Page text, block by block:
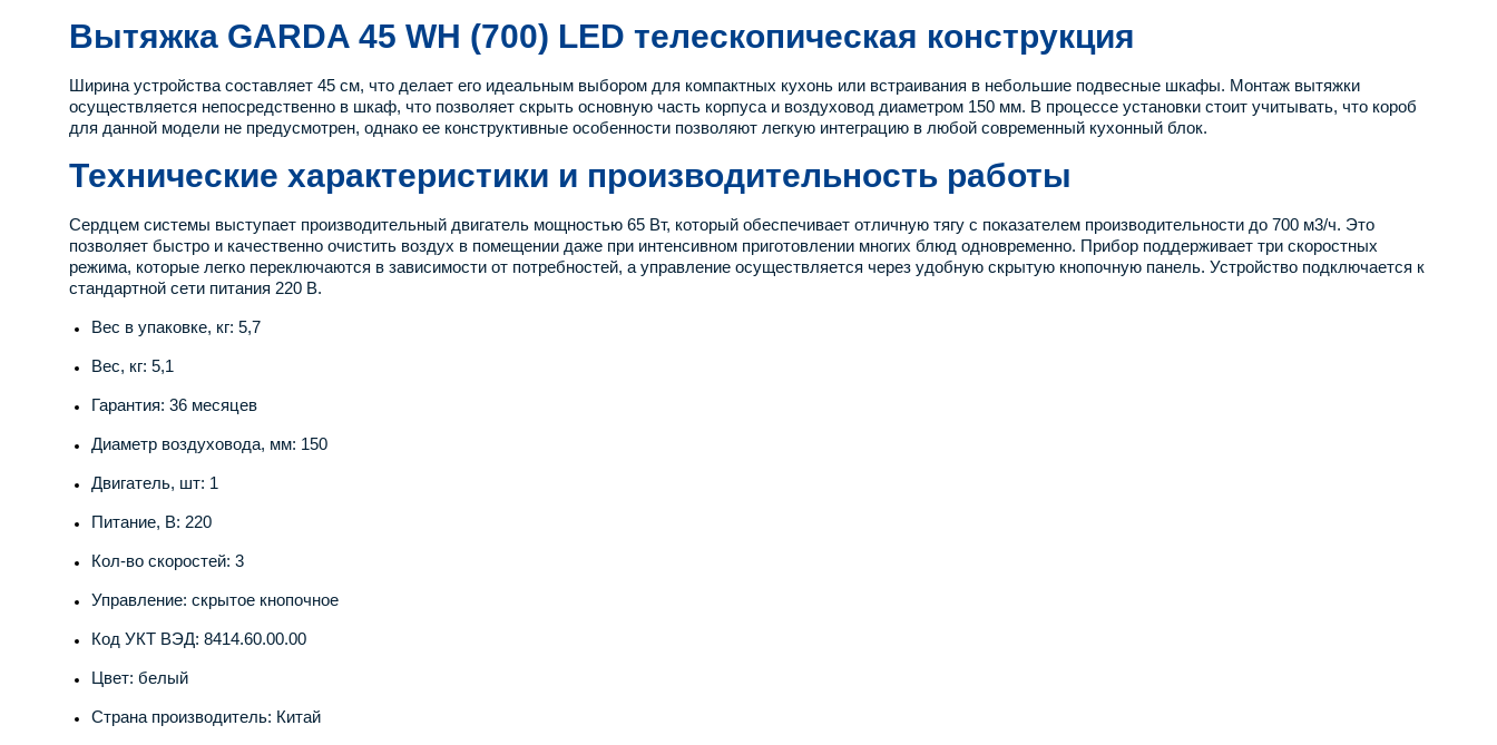
Вытяжка GARDA 45 WH (700) LED телескопическая конструкция
Ширина устройства составляет 45 см, что делает его идеальным выбором для компактных кухонь или встраивания в небольшие подвесные шкафы. Монтаж вытяжки
осуществляется непосредственно в шкаф, что позволяет скрыть основную часть корпуса и воздуховод диаметром 150 мм. В процессе установки стоит учитывать, что короб
для данной модели не предусмотрен, однако ее конструктивные особенности позволяют легкую интеграцию в любой современный кухонный блок.
Технические характеристики и производительность работы
Сердцем системы выступает производительный двигатель мощностью 65 Вт, который обеспечивает отличную тягу с показателем производительности до 700 м3/ч. Это
позволяет быстро и качественно очистить воздух в помещении даже при интенсивном приготовлении многих блюд одновременно. Прибор поддерживает три скоростных
режима, которые легко переключаются в зависимости от потребностей, а управление осуществляется через удобную скрытую кнопочную панель. Устройство подключается к
стандартной сети питания 220 В.
Вес в упаковке, кг: 5,7
Вес, кг: 5,1
Гарантия: 36 месяцев
Диаметр воздуховода, мм: 150
Двигатель, шт: 1
Питание, В: 220
Кол-во скоростей: 3
Управление: скрытое кнопочное
Код УКТ ВЭД: 8414.60.00.00
Цвет: белый
Страна производитель: Китай